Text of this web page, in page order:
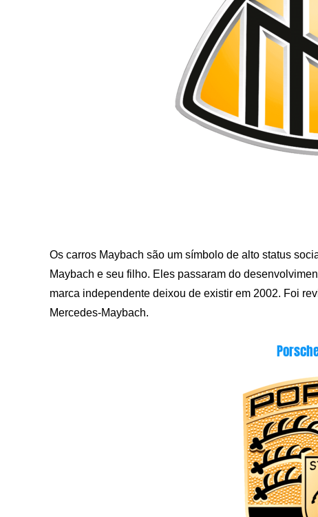
Os carros Maybach são um símbolo de alto status
Maybach e seu filho. Eles passaram do
marca independente deixou de existir em 2002. Foi
Mercedes-Maybach.